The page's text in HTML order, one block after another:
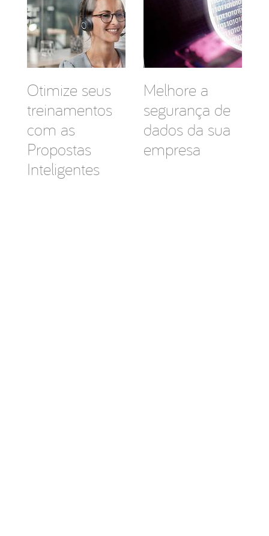
Otimize seus
treinamentos
com as
Propostas
Inteligentes
Melhore a
segurança de
dados da sua
empresa